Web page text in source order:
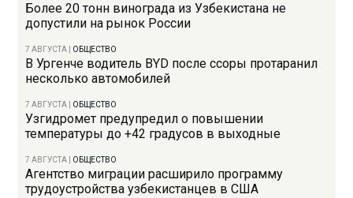
Более 20 тонн винограда из Узбекистана не
допустили на рынок России
7 АВГУСТА ОБЩЕСТВО
В Ургенче водитель BYD после ссоры протаранил
несколько автомобилей
7 АВГУСТА ОБЩЕСТВО
Узгидромет предупредил о повышении
температуры до +42 градусов в выходные
7 АВГУСТА ОБЩЕСТВО
Агентство миграции расширило программу
трудоустройства узбекистанцев в США